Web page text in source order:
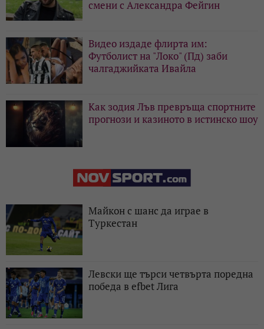
смени с Александра Фейгин
Видео издаде флирта им:
Футболист на "Локо" (Пд) заби
чалгаджийката Ивайла
Как зодия Лъв превръща спортните
прогнози и казиното в истинско шоу
Майкон с шанс да играе в
Туркестан
Левски ще търси четвърта поредна
победа в efbet Лига